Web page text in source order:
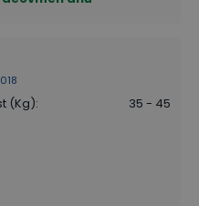
(Kg): 35 - 45